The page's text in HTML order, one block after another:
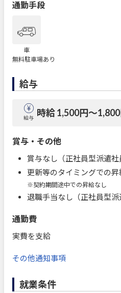
通勤手段
車
無料駐車場あり
給与
給与 時給 1,500円〜
賞与・その他
賞与なし（正社員型派遣社
更新等のタイミングでの
※契約期間途中での昇給なし
退職手当なし（正社員型派
通勤費
実費を支給
その他通知事項
就業条件